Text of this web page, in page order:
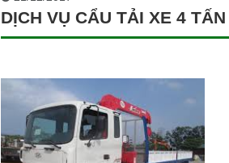
DỊCH VỤ CẨU TẢI XE 4 TẤN